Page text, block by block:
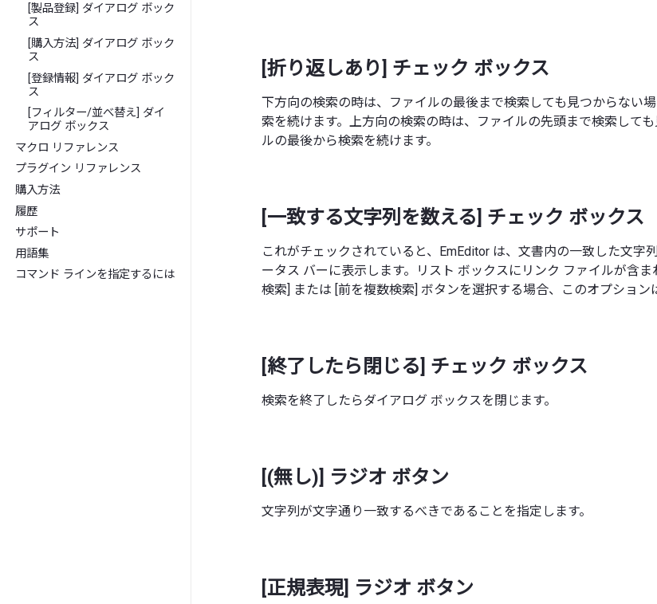
[製品登録] ダイアログ ボック
ス
[購入方法] ダイアログ ボック
ス
[登録情報] ダイアログ ボック
ス
[フィルター/並べ替え] ダイ
アログ ボックス
マクロ リファレンス
プラグイン リファレンス
購入方法
履歴
サポート
用語集
コマンド ラインを指定するには
[折り返しあり] チェック ボックス
下方向の検索の時は、ファイルの最後まで検索しても見つからない
索を続けます。上方向の検索の時は、ファイルの先頭まで検索して
ルの最後から検索を続けます。
[一致する文字列を数える] チェック ボックス
これがチェックされていると、EmEditor は、文書内の一致した文字
ータス バーに表示します。リスト ボックスにリンク ファイルが含
検索] または [前を複数検索] ボタンを選択する場合、このオプション
[終了したら閉じる] チェック ボックス
検索を終了したらダイアログ ボックスを閉じます。
[(無し)] ラジオ ボタン
文字列が文字通り一致するべきであることを指定します。
[正規表現] ラジオ ボタン